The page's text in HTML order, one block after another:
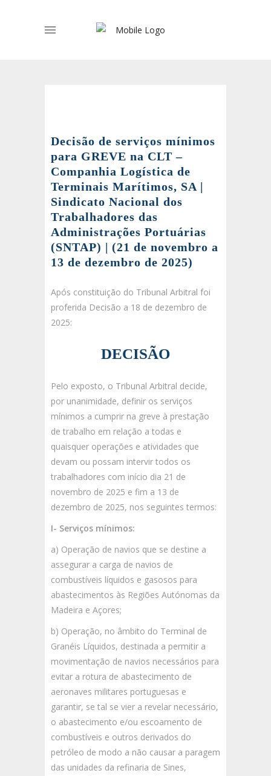
Decisão de serviços mínimos
para GREVE na CLT –
Companhia Logística de
Terminais Marítimos, SA |
Sindicato Nacional dos
Trabalhadores das
Administrações Portuárias
(SNTAP) | (21 de novembro a
13 de dezembro de 2025)
Após constituição do Tribunal Arbitral foi
proferida Decisão a 18 de dezembro de
2025:
DECISÃO
Pelo exposto, o Tribunal Arbitral decide,
por unanimidade, definir os serviços
mínimos a cumprir na greve à prestação
de trabalho em relação a todas e
quaisquer operações e atividades que
devam ou possam intervir todos os
trabalhadores com início dia 21 de
novembro de 2025 e fim a 13 de
dezembro de 2025, nos seguintes termos:
I- Serviços mínimos:
a) Operação de navios que se destine a
assegurar a carga de navios de
combustíveis líquidos e gasosos para
abastecimentos às Regiões Autónomas da
Madeira e Açores;
b) Operação, no âmbito do Terminal de
Granéis Líquidos, destinada a permitir a
movimentação de navios necessários para
evitar a rotura de abastecimento de
aeronaves militares portuguesas e
garantir, se tal se vier a revelar necessário,
o abastecimento e/ou escoamento de
combustíveis e outros derivados do
petróleo de modo a não causar a paragem
das unidades da refinaria de Sines,